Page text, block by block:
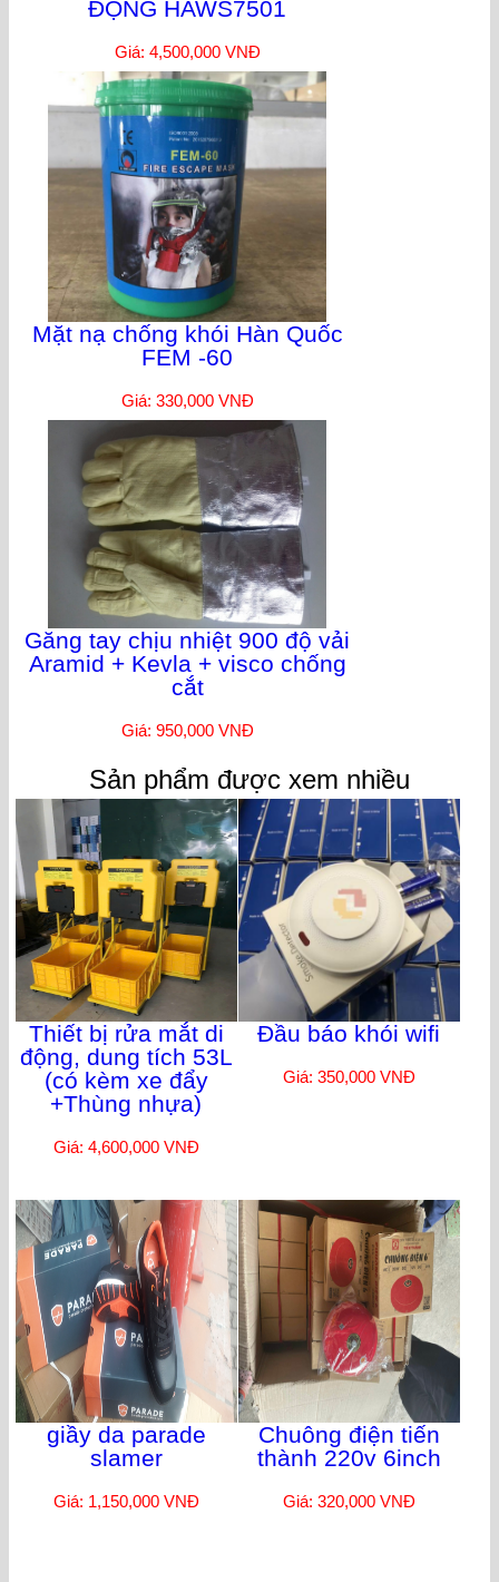
ĐỘNG HAWS7501
Giá: 4,500,000 VNĐ
Mặt nạ chống khói Hàn Quốc
FEM -60
Giá: 330,000 VNĐ
Găng tay chịu nhiệt 900 độ vải
Aramid + Kevla + visco chống
cắt
Giá: 950,000 VNĐ
Sản phẩm được xem nhiều
Thiết bị rửa mắt di
động, dung tích 53L
(có kèm xe đẩy
+Thùng nhựa)
Giá: 4,600,000 VNĐ
Đầu báo khói wifi
Giá: 350,000 VNĐ
giầy da parade
slamer
Giá: 1,150,000 VNĐ
Chuông điện tiến
thành 220v 6inch
Giá: 320,000 VNĐ